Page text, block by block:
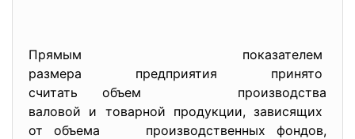
Прямым показателем
размера предприятия принято
считать объем производства
валовой и товарной продукции, зависящих
от объема производственных фондов,